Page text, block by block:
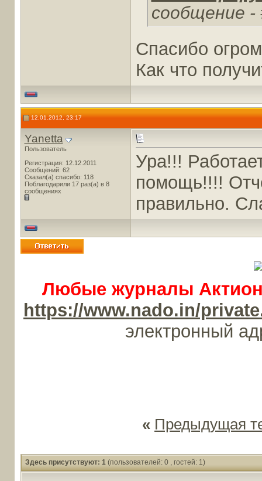
cообщение -
Спасибо
Как что
12.01.2012, 23:17
Yanetta
Пользователь
Регистрация: 12.12.2011
Сообщений: 62
Сказал(а) спасибо: 118
Поблагодарили 17 раз(а) в 8
сообщениях
Ура!!!
помощь!!!!
правильно.
Любые журналы
https://www.nado.in/
электронный
« Предыдущая
Здесь присутствуют: 1 (пользователей: 0 , гостей: 1)